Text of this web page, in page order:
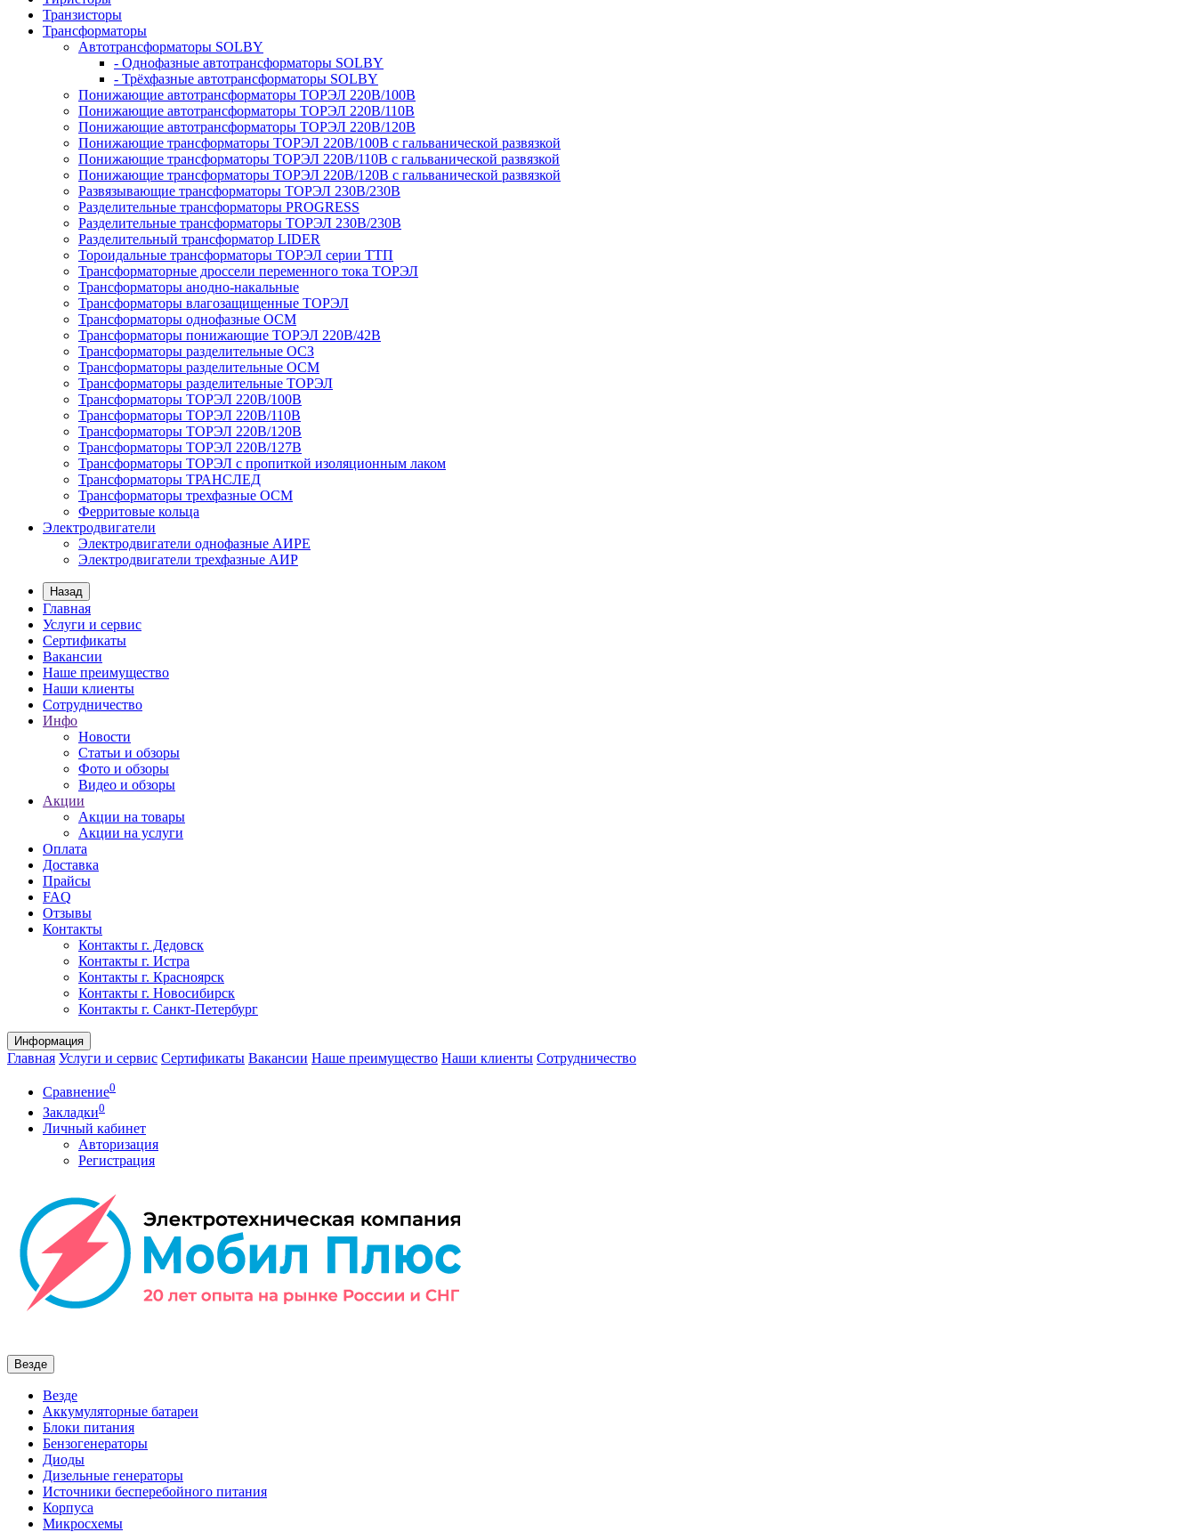
Транзисторы
Трансформаторы
Автотрансформаторы SOLBY
- Однофазные автотрансформаторы SOLBY
- Трёхфазные автотрансформаторы SOLBY
Понижающие автотрансформаторы ТОРЭЛ 220В/100В
Понижающие автотрансформаторы ТОРЭЛ 220В/110В
Понижающие автотрансформаторы ТОРЭЛ 220В/120В
Понижающие трансформаторы ТОРЭЛ 220В/100В с гальванической развязкой
Понижающие трансформаторы ТОРЭЛ 220В/110В с гальванической развязкой
Понижающие трансформаторы ТОРЭЛ 220В/120В с гальванической развязкой
Развязывающие трансформаторы ТОРЭЛ 230В/230В
Разделительные трансформаторы PROGRESS
Разделительные трансформаторы ТОРЭЛ 230В/230В
Разделительный трансформатор LIDER
Тороидальные трансформаторы ТОРЭЛ серии ТТП
Трансформаторные дроссели переменного тока ТОРЭЛ
Трансформаторы анодно-накальные
Трансформаторы влагозащищенные ТОРЭЛ
Трансформаторы однофазные ОСМ
Трансформаторы понижающие ТОРЭЛ 220В/42В
Трансформаторы разделительные ОСЗ
Трансформаторы разделительные ОСМ
Трансформаторы разделительные ТОРЭЛ
Трансформаторы ТОРЭЛ 220В/100В
Трансформаторы ТОРЭЛ 220В/110В
Трансформаторы ТОРЭЛ 220В/120В
Трансформаторы ТОРЭЛ 220В/127В
Трансформаторы ТОРЭЛ с пропиткой изоляционным лаком
Трансформаторы ТРАНСЛЕД
Трансформаторы трехфазные ОСМ
Ферритовые кольца
Электродвигатели
Электродвигатели однофазные АИРЕ
Электродвигатели трехфазные АИР
Назад
Главная
Услуги и сервис
Сертификаты
Вакансии
Наше преимущество
Наши клиенты
Сотрудничество
Инфо
Новости
Статьи и обзоры
Фото и обзоры
Видео и обзоры
Акции
Акции на товары
Акции на услуги
Оплата
Доставка
Прайсы
FAQ
Отзывы
Контакты
Контакты г. Дедовск
Контакты г. Истра
Контакты г. Красноярск
Контакты г. Новосибирск
Контакты г. Санкт-Петербург
Информация
Главная Услуги и сервис Сертификаты Вакансии Наше преимущество Наши клиенты Сотрудничество
Сравнение0
Закладки0
Личный кабинет
Авторизация
Регистрация
Везде
Везде
Аккумуляторные батареи
Блоки питания
Бензогенераторы
Диоды
Дизельные генераторы
Источники бесперебойного питания
Корпуса
Микросхемы